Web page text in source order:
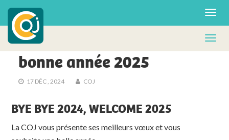
AGENDA
La COJ vous souhaite une
bonne année 2025
17 DÉC , 2024 COJ
BYE BYE 2024, WELCOME 2025
La COJ vous présente ses meilleurs vœux et vous